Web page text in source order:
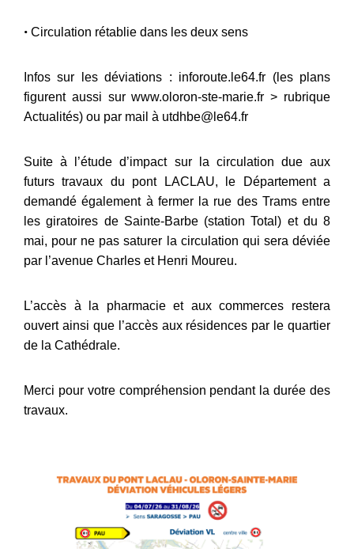
• Circulation rétablie dans les deux sens
Infos sur les déviations : inforoute.le64.fr (les plans
figurent aussi sur www.oloron-ste-marie.fr > rubrique
Actualités) ou par mail à utdhbe@le64.fr
Suite à l’étude d’impact sur la circulation due aux
futurs travaux du pont LACLAU, le Département a
demandé également à fermer la rue des Trams entre
les giratoires de Sainte-Barbe (station Total) et du 8
mai, pour ne pas saturer la circulation qui sera déviée
par l’avenue Charles et Henri Moureu.
L’accès à la pharmacie et aux commerces restera
ouvert ainsi que l’accès aux résidences par le quartier
de la Cathédrale.
Merci pour votre compréhension pendant la durée des
travaux.